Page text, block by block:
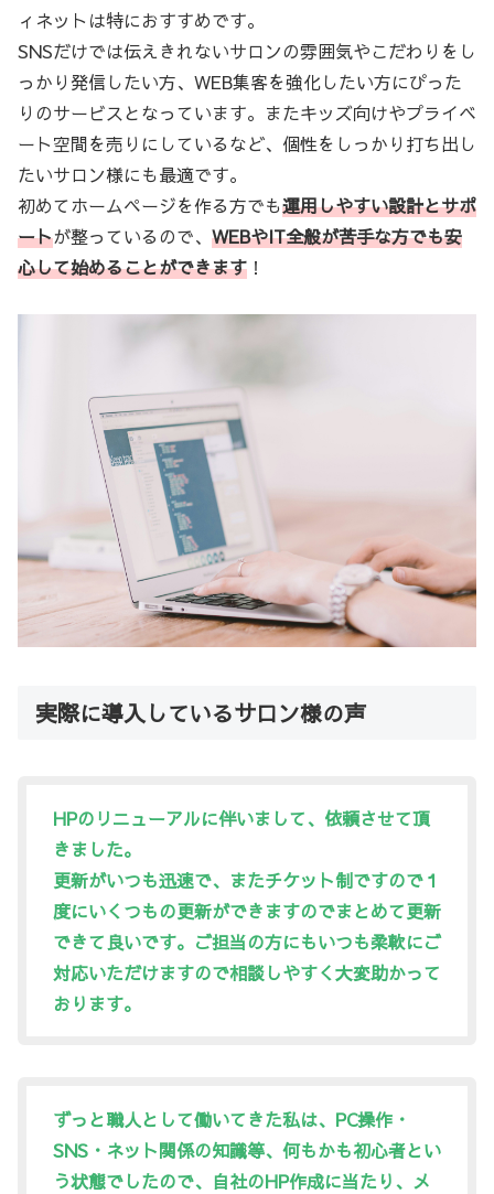
ィネットは特におすすめです。
SNSだけでは伝えきれないサロンの雰囲気やこだわりをし
っかり発信したい方、WEB集客を強化したい方にぴった
りのサービスとなっています。またキッズ向けやプライベ
ート空間を売りにしているなど、個性をしっかり打ち出し
たいサロン様にも最適です。
初めてホームページを作る方でも運用しやすい設計とサポ
ートが整っているので、 WEBやIT全般が苦手な方でも安
心して始めることができます ！
実際に導入しているサロン様の声
HPのリニューアルに伴いまして、依頼させて頂
きました。
更新がいつも迅速で、またチケット制ですので１
度にいくつもの更新ができますのでまとめて更新
できて良いです。ご担当の方にもいつも柔軟にご
対応いただけますので相談しやすく大変助かって
おります。
ずっと職人として働いてきた私は、PC操作・
SNS・ネット関係の知識等、何もかも初心者とい
う状態でしたので、自社のHP作成に当たり、 メ